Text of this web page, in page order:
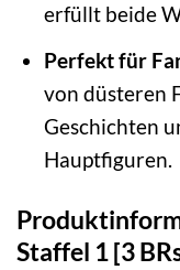
erfüllt beide
Perfekt für
von düsteren
Geschichten
Hauptfiguren.
Staffel 1 [3